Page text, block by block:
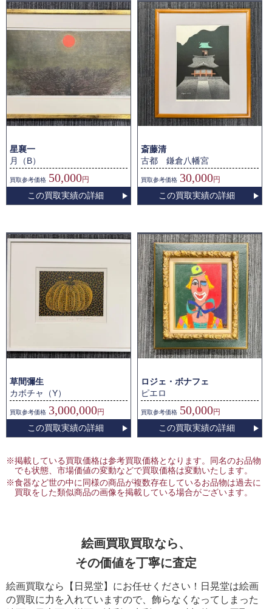
星襄一
月（B）
買取参考価格 50,000円
この買取実績の詳細
斎藤清
古都 鎌倉八幡宮
買取参考価格 30,000円
この買取実績の詳細
草間彌生
カボチャ（Y）
買取参考価格 3,000,000円
この買取実績の詳細
ロジェ・ボナフェ
ピエロ
買取参考価格 50,000円
この買取実績の詳細
※掲載している買取価格は参考買取価格となります。同名のお品物
でも状態、市場価値の変動などで買取価格は変動いたします。
※食器など世の中に同様の商品が複数存在しているお品物は過去に
買取をした類似商品の画像を掲載している場合がございます。
絵画買取買取なら、
その価値を丁寧に査定
絵画買取なら【日晃堂】にお任せください！日晃堂は絵画
の買取に力を入れていますので、飾らなくなってしまった